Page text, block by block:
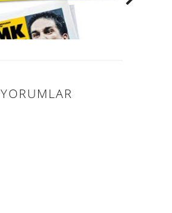
YORUMLAR